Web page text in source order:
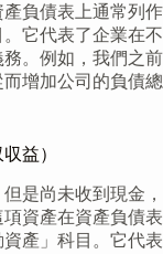
負債表上通常列作
。它代表了企業在不
。例如，我們之前
增加公司的負債總
益）
是尚未收到現金，
資產在資產負債表
產」科目。它代表